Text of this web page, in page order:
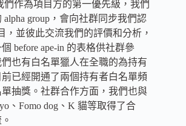
們作為項目方的第一優先級，我們
group，會向社群同步我們認
，並彼此交流我們的評價和分析，
before ape-in 的表格供社群參
也有白名單獵人在全職的為持有
已經開通了兩個持有者白名單頻
抽獎。社群合作方面，我們也與
、Fomo dog、K 貓等取得了合